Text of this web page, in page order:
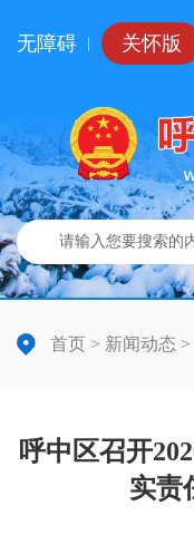
无障碍 关怀版
首页 > 新闻动态 >
呼中区召开
实责